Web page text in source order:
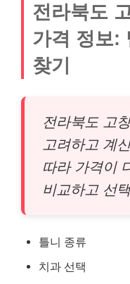
전라북도
가격 정보:
찾기
전라북도 고
고려하고 계
따라 가격이
비교하고 선
틀니 종류
치과 선택